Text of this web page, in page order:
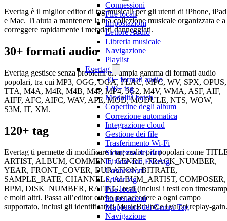
Connessioni
File locali
Impostazioni
Lettore Audio
Libreria musicale
Navigazione
Playlist
Evertag
30+ formati audio
120+ tag
Modalità batch
Copertine degli album
Correzione automatica
Integrazione cloud
Gestione dei file
Trasferimento Wi-Fi
Sicurezza dei dati
Iniziare con Evertag
Connessioni
Editor tag
File locali
Impostazioni
Mappatura dei Campi Tag
Navigazione
Evertag è il miglior editor di tag musicali per gli utenti di iPhone, iPad
e Mac. Ti aiuta a mantenere la tua collezione musicale organizzata e a
correggere rapidamente i metadati danneggiati.
30+ formati audio
Evertag gestisce senza problemi un’ampia gamma di formati audio
popolari, tra cui MP3, OGG, OGA, FLAC, MPC, WV, SPX, OPUS,
TTA, M4A, M4R, M4B, M4P, MP4, 3G2, M4V, WMA, ASF, AIF,
AIFF, AFC, AIFC, WAV, APE, MOD, MODULE, NTS, WOW,
S3M, IT, XM.
120+ tag
Evertag ti permette di modificare i tag audio più popolari come
ARTIST, ALBUM, COMMENT, GENRE, TRACK_NUMBER,
YEAR, FRONT_COVER, DURATION, BITRATE,
SAMPLE_RATE, CHANNELS, ALBUM_ARTIST, COMPOSER,
BPM, DISK_NUMBER, RATING, testi (inclusi i testi con
e molti altri. Passa all’editor esteso per accedere a ogni campo
supportato, inclusi gli identificatori MusicBrainz e i valori replay-gain.